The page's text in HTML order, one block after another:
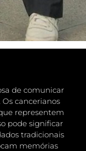
de comunicar
Os cancerianos
representem
pode significar
tradicionais
memórias